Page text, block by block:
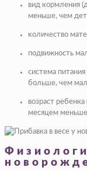
вид кормления
меньше, чем
количество
подвижность
система
больше, чем
возраст
месяцем меньше